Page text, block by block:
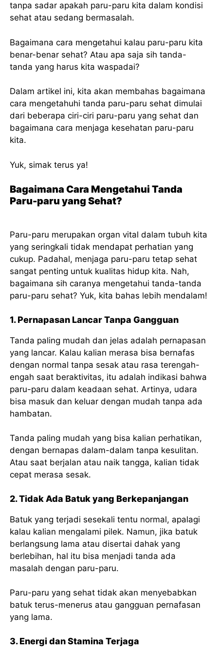
tanpa sadar apakah paru-paru kita dalam kondisi
sehat atau sedang bermasalah.
Bagaimana cara mengetahui kalau paru-paru kita
benar-benar sehat? Atau apa saja sih tanda-
tanda yang harus kita waspadai?
Dalam artikel ini, kita akan membahas bagaimana
cara mengetahuhi tanda paru-paru sehat dimulai
dari beberapa ciri-ciri paru-paru yang sehat dan
bagaimana cara menjaga kesehatan paru-paru
kita.
Yuk, simak terus ya!
Bagaimana Cara Mengetahui Tanda
Paru-paru yang Sehat?
Paru-paru merupakan organ vital dalam tubuh kita
yang seringkali tidak mendapat perhatian yang
cukup. Padahal, menjaga paru-paru tetap sehat
sangat penting untuk kualitas hidup kita. Nah,
bagaimana sih caranya mengetahui tanda-tanda
paru-paru sehat? Yuk, kita bahas lebih mendalam!
1. Pernapasan Lancar Tanpa Gangguan
Tanda paling mudah dan jelas adalah pernapasan
yang lancar. Kalau kalian merasa bisa bernafas
dengan normal tanpa sesak atau rasa terengah-
engah saat beraktivitas, itu adalah indikasi bahwa
paru-paru dalam keadaan sehat. Artinya, udara
bisa masuk dan keluar dengan mudah tanpa ada
hambatan.
Tanda paling mudah yang bisa kalian perhatikan,
dengan bernapas dalam-dalam tanpa kesulitan.
Atau saat berjalan atau naik tangga, kalian tidak
cepat merasa sesak.
2. Tidak Ada Batuk yang Berkepanjangan
Batuk yang terjadi sesekali tentu normal, apalagi
kalau kalian mengalami pilek. Namun, jika batuk
berlangsung lama atau disertai dahak yang
berlebihan, hal itu bisa menjadi tanda ada
masalah dengan paru-paru.
Paru-paru yang sehat tidak akan menyebabkan
batuk terus-menerus atau gangguan pernafasan
yang lama.
3. Energi dan Stamina Terjaga